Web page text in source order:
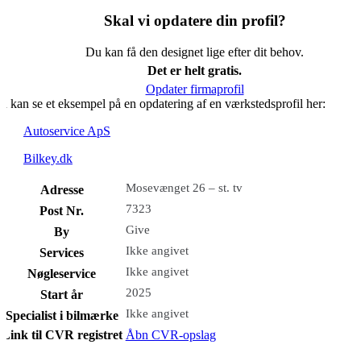
Skal vi opdatere din profil?
Du kan få den designet lige efter dit behov.
Det er helt gratis.
Opdater firmaprofil
kan se et eksempel på en opdatering af en værkstedsprofil her:
Autoservice ApS
Bilkey.dk
Adresse Mosevænget 26 – st. tv
Post Nr. 7323
By Give
Services Ikke angivet
Nøgleservice Ikke angivet
Start år 2025
Specialist i bilmærke Ikke angivet
Link til CVR registret Åbn CVR-opslag